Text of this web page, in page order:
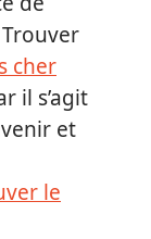
cher
il s’agit
et
le